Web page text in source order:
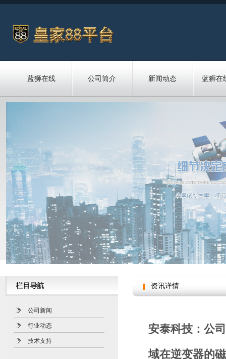
蓝狮在线 公司简介 新闻动态 蓝狮在
公司新闻
行业动态
技术支持
资讯详情
安泰科技：公
域在逆变器的